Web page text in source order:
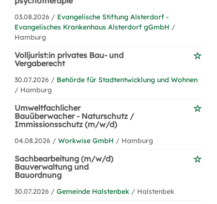
03.08.2026 / Evangelische Stiftung Alsterdorf -
Evangelisches Krankenhaus Alsterdorf gGmbH /
Hamburg
Volljurist:in privates Bau- und
Vergaberecht
30.07.2026 / Behörde für Stadtentwicklung und Wohnen
/ Hamburg
Umweltfachlicher
Bauüberwacher - Naturschutz /
Immissionsschutz (m/w/d)
04.08.2026 / Workwise GmbH / Hamburg
Sachbearbeitung (m/w/d)
Bauverwaltung und
Bauordnung
30.07.2026 / Gemeinde Halstenbek / Halstenbek